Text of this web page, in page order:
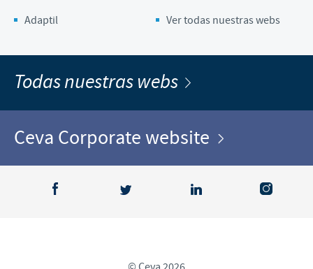
Adaptil
Ver todas nuestras webs
Todas nuestras webs
Ceva Corporate website